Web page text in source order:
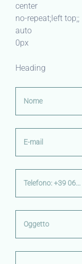
center
no-repeat;left top;;
auto
0px
Heading